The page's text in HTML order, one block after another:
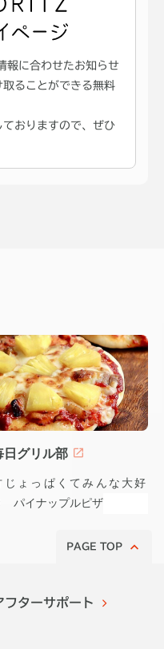
報に合わせたお知らせ
ることができる無料
おりますので、ぜひ
日グリル部
じょっぱくてみんな大好
パイナップルピザ
PAGE TOP
フターサポート